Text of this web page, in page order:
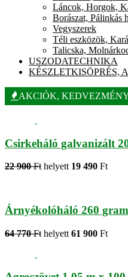
Láncok, Horgok,
Borászat, Pálinkás
Vegyszerek
Téli eszközök,
Talicska,
USZODATECHNIKA
KÉSZLETKISÖPRÉS,
AKCIÓK,
Csirkeháló galvanizált
22 900 Ft helyett 19 490 Ft
Árnyékolóháló 260
64 770 Ft helyett 61 900 Ft